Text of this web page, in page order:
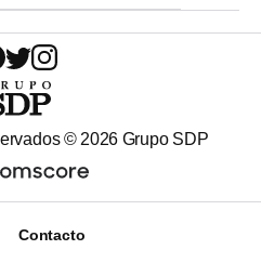
©2026 Grupo SDP
Contacto